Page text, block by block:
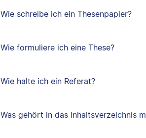
Wie schreibe ich ein Thesenpapier?
Wie formuliere ich eine These?
Wie halte ich ein Referat?
Was gehört in das Inhaltsverzeichnis